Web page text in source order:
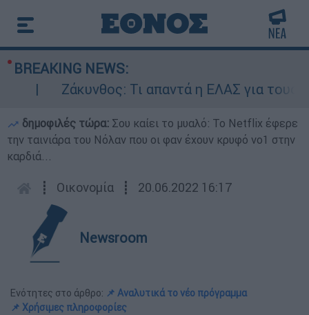
BREAKING NEWS:
Ζάκυνθος: Τι απαντά η ΕΛΑΣ για τους 8
δημοφιλές τώρα: Σου καίει το μυαλό: Το Netflix έφερε
την ταινιάρα του Νόλαν που οι φαν έχουν κρυφό νο1 στην
καρδιά...
┋ Οικονομία ┋ 20.06.2022 16:17
Newsroom
Ενότητες στο άρθρο: 📌 Αναλυτικά το νέο πρόγραμμα
📌 Χρήσιμες πληροφορίες